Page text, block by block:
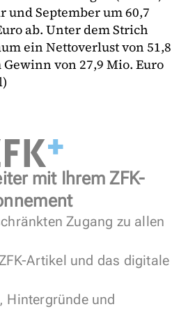
und September um 60,7
ab. Unter dem Strich
ein Nettoverlust von 51,8
von 27,9 Mio. Euro
mit Ihrem ZFK-
Zugang zu allen
Artikel und das digitale
Hintergründe und